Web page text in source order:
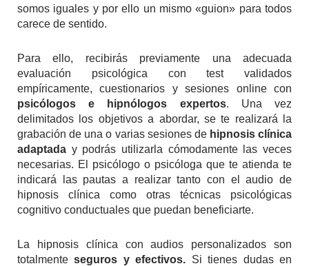
somos iguales y por ello un mismo «guion» para todos
carece de sentido.
Para ello, recibirás previamente una adecuada
evaluación psicológica con test validados
empíricamente, cuestionarios y sesiones online con
psicólogos e hipnólogos expertos. Una vez
delimitados los objetivos a abordar, se te realizará la
grabación de una o varias sesiones de hipnosis clínica
adaptada y podrás utilizarla cómodamente las veces
necesarias. El psicólogo o psicóloga que te atienda te
indicará las pautas a realizar tanto con el audio de
hipnosis clínica como otras técnicas psicológicas
cognitivo conductuales que puedan beneficiarte.
La hipnosis clínica con audios personalizados son
totalmenteseguros y efectivos. Si tienes dudas en